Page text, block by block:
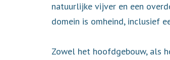
natuurlijke vijver en een
domein is omheind, inclusief
Zowel het hoofdgebouw, als